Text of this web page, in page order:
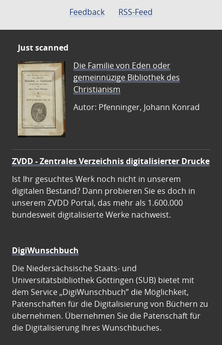
Feedback
RSS-Feed
Just scanned
Die Familie von Eden oder
gemeinnüzige Bibliothek des
Christianism
Autor: Pfenninger, Johann Konrad
ZVDD - Zentrales Verzeichnis digitalisierter Drucke
Ist Ihr gesuchtes Werk noch nicht in unserem
digitalen Bestand? Dann probieren Sie es doch in
unserem ZVDD Portal, das mehr als 1.600.000
bundesweit digitalisierte Werke nachweist.
DigiWunschbuch
Die Niedersächsische Staats- und
Universitätsbibliothek Göttingen (SUB) bietet mit
dem Service „DigiWunschbuch” die Möglichkeit,
Patenschaften für die Digitalisierung von Büchern zu
übernehmen. Übernehmen Sie die Patenschaft für
die Digitalisierung Ihres Wunschbuches.